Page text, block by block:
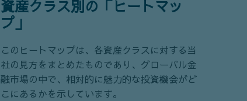
資産クラス別の「ヒートマッ
プ」
このヒートマップは、各資産クラスに対する当
社の見方をまとめたものであり、グローバル金
融市場の中で、相対的に魅力的な投資機会がど
こにあるかを示しています。